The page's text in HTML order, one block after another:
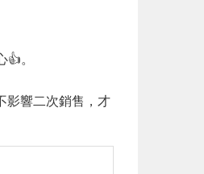
。
影響二次銷售，才